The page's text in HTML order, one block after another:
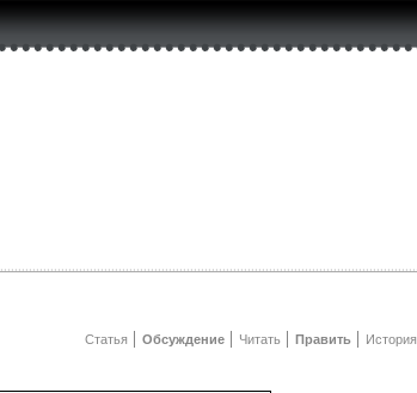
Статья Обсуждение Читать Править История